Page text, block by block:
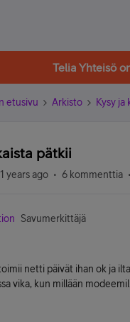
Telia Yhteisö
etusivu Arkisto Kysy
pätkii
years ago 6 kommenttia
Savumerkittäjä
netti päivät ihan ok ja
vika, kun millään